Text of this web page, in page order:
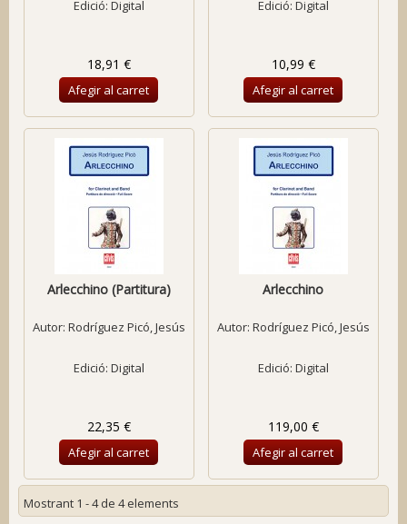
Edició: Digital
18,91 €
Afegir al carret
Edició: Digital
10,99 €
Afegir al carret
Arlecchino (Partitura)
Autor: Rodríguez Picó, Jesús
Edició: Digital
22,35 €
Afegir al carret
Arlecchino
Autor: Rodríguez Picó, Jesús
Edició: Digital
119,00 €
Afegir al carret
Mostrant 1 - 4 de 4 elements